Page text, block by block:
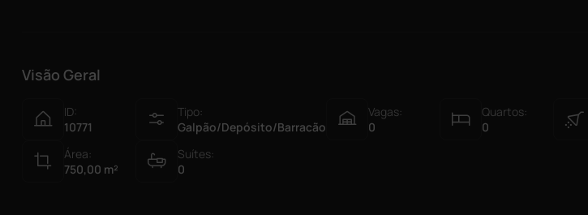
Visão Geral
ID:
10771
Tipo:
Galpão/Depósito/Barracão
Vagas:
0
Quartos:
0
Área:
750,00 m²
Suítes:
0